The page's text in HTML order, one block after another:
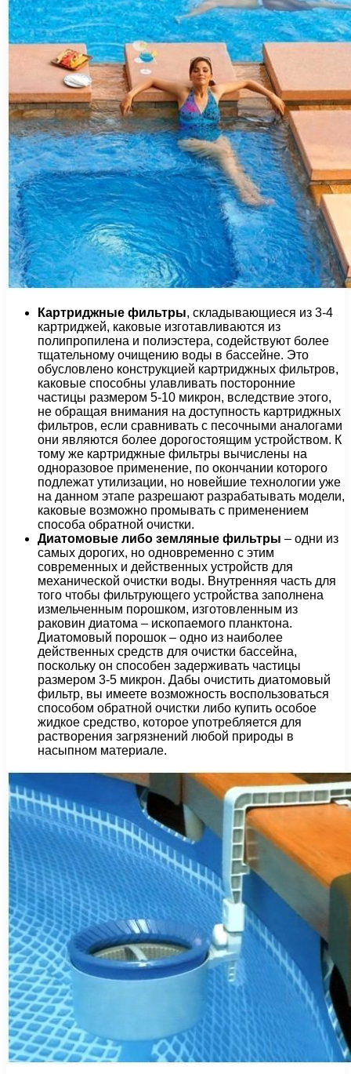
Картриджные фильтры, складывающиеся из 3-4
картриджей, каковые изготавливаются из
полипропилена и полиэстера, содействуют более
тщательному очищению воды в бассейне. Это
обусловлено конструкцией картриджных фильтров,
каковые способны улавливать посторонние
частицы размером 5-10 микрон, вследствие этого,
не обращая внимания на доступность картриджных
фильтров, если сравнивать с песочными аналогами
они являются более дорогостоящим устройством. К
тому же картриджные фильтры вычислены на
одноразовое применение, по окончании которого
подлежат утилизации, но новейшие технологии уже
на данном этапе разрешают разрабатывать модели,
каковые возможно промывать с применением
способа обратной очистки.
Диатомовые либо земляные фильтры – одни из
самых дорогих, но одновременно с этим
современных и действенных устройств для
механической очистки воды. Внутренняя часть для
того чтобы фильтрующего устройства заполнена
измельченным порошком, изготовленным из
раковин диатома – ископаемого планктона.
Диатомовый порошок – одно из наиболее
действенных средств для очистки бассейна,
поскольку он способен задерживать частицы
размером 3-5 микрон. Дабы очистить диатомовый
фильтр, вы имеете возможность воспользоваться
способом обратной очистки либо купить особое
жидкое средство, которое употребляется для
растворения загрязнений любой природы в
насыпном материале.